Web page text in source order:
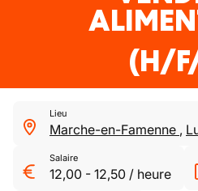
(H/
Lieu
Marche-en-Famenne ,
Salaire
12,00 - 12,50 / heure